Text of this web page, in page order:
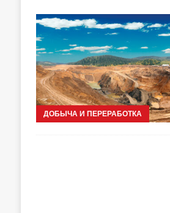
ДОБЫЧА И ПЕРЕРАБОТКА